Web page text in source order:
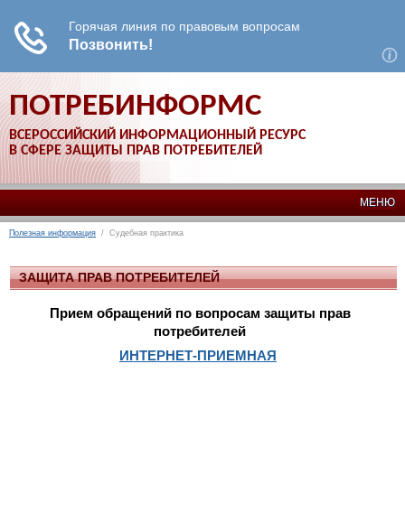
ПОТРЕБИНФОРМС
ВСЕРОССИЙСКИЙ ИНФОРМАЦИОННЫЙ РЕСУРС
В СФЕРЕ ЗАЩИТЫ ПРАВ ПОТРЕБИТЕЛЕЙ
МЕНЮ
Полезная информация / Судебная практика
ЗАЩИТА ПРАВ ПОТРЕБИТЕЛЕЙ
Прием обращений по вопросам защиты прав
потребителей
ИНТЕРНЕТ-ПРИЕМНАЯ